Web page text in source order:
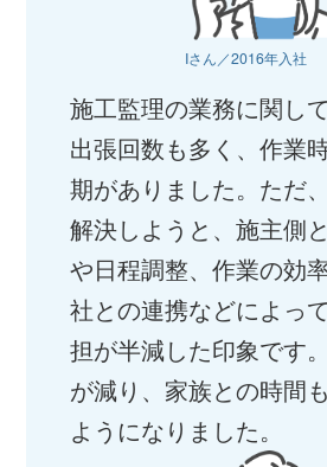
Iさん／2016年入社
施工監理の業務に関し
出張回数も多く、作業
期がありました。ただ
解決しようと、施主側
や日程調整、作業の効
社との連携などによっ
担が半減した印象です
が減り、家族との時間
ようになりました。